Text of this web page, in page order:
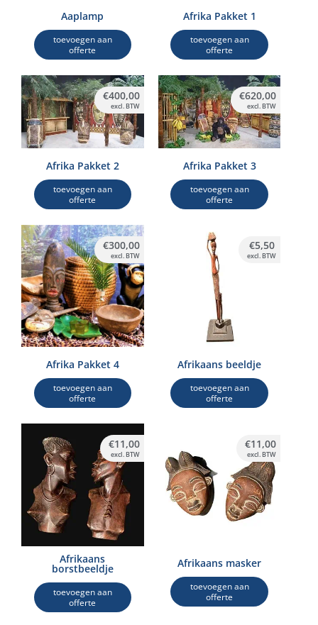
Aaplamp
toevoegen aan
offerte
Afrika Pakket 1
toevoegen aan
offerte
Afrika Pakket 2
toevoegen aan
offerte
€400,00
excl. BTW
Afrika Pakket 3
toevoegen aan
offerte
€620,00
excl. BTW
Afrika Pakket 4
toevoegen aan
offerte
€300,00
excl. BTW
Afrikaans beeldje
toevoegen aan
offerte
€5,50
excl. BTW
Afrikaans
borstbeeldje
toevoegen aan
offerte
€11,00
excl. BTW
Afrikaans masker
toevoegen aan
offerte
€11,00
excl. BTW